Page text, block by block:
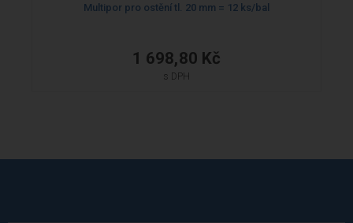
Multipor pro ostění tl. 20 mm = 12 ks/bal
1 698,80 Kč
s DPH